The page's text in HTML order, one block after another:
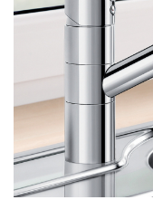
chiuvete
Accesorii chiuvete
Gratar protectie
Scurgator farfurii
Suporti burete
Tocatoare lemn si sticla
Sisteme de scurgere si
Tavita scurgere vase/
Dispenser detergent
Rasnite de cafea
Roboti de bucatarie
Spumarea laptelui
Espressoare cafea
Aparate de gatit-
Masina de spalat
Accesorii
Seturi Electrocasnice
Sonerii electrice